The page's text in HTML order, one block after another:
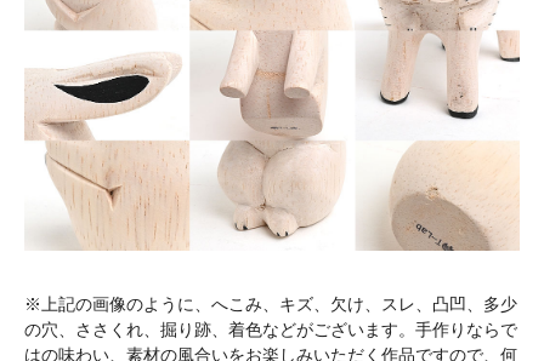
※上記の画像のように、へこみ、キズ、欠け、スレ、凸凹、多少
の穴、ささくれ、掘り跡、着色などがございます。手作りならで
はの味わい、素材の風合いをお楽しみいただく作品ですので、何